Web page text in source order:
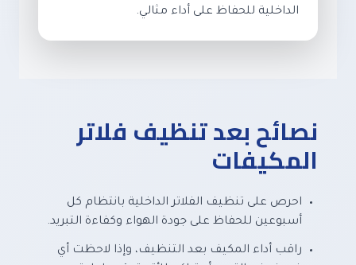
الداخلية للحفاظ على أداء مثالي.
نصائح بعد تنظيف فلاتر
المكيفات
احرص على تنظيف الفلاتر الداخلية بانتظام كل
أسبوعين للحفاظ على جودة الهواء وكفاءة التبريد.
راقب أداء المكيف بعد التنظيف، وإذا لاحظت أي